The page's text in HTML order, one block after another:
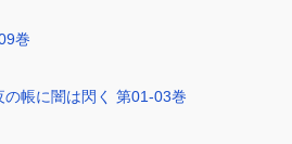
巻
帳に闇は閃く 第01-03巻